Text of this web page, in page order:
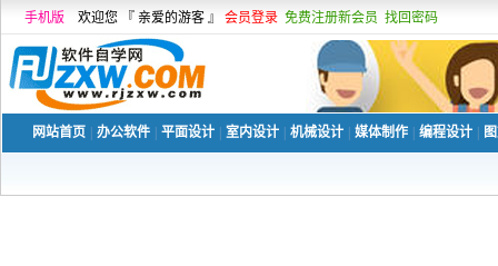
手机版 欢迎您 『 亲爱的游客 』 会员登录 免费注册新会员 找回密码
网站首页 办公软件 平面设计 室内设计 机械设计 媒体制作 编程设计